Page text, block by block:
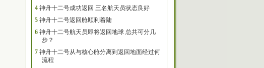
4 神舟十二号成功返回 三名航天员状态良好
5 神舟十二号返回舱顺利着陆
6 神舟十二号航天员即将返回地球 总共可分几
步？
7 神舟十二号从与核心舱分离到返回地面经过何
流程